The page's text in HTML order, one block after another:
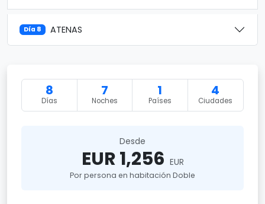
Día 8 ATENAS
8
Días
7
Noches
1
Países
4
Ciudades
Desde
EUR 1,256 EUR
Por persona en habitación Doble